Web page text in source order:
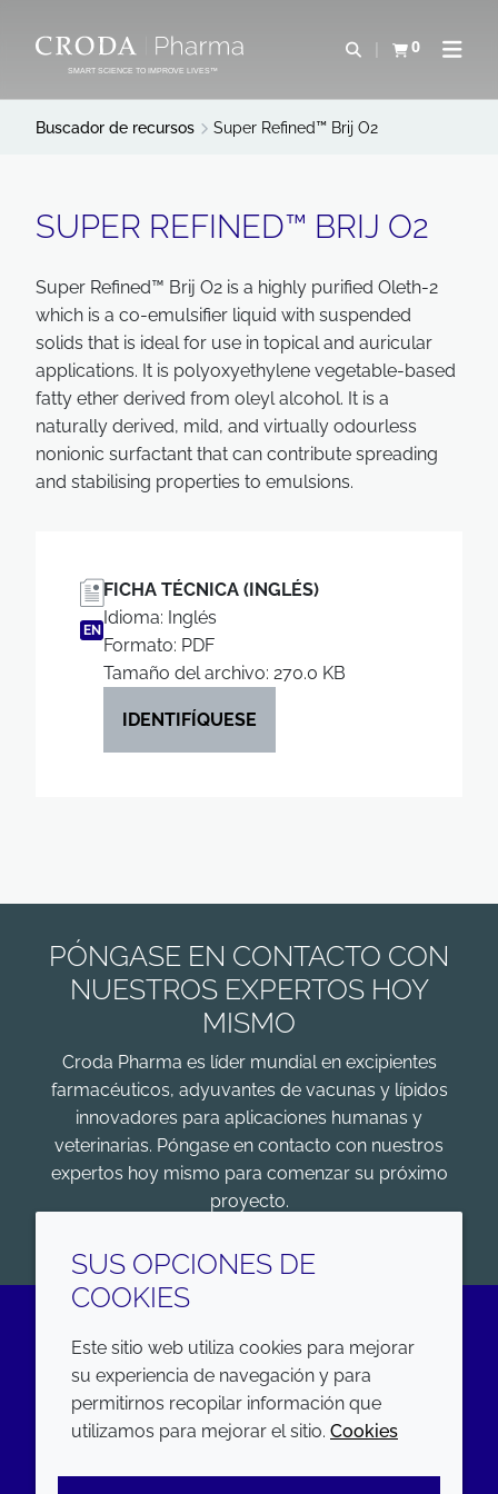
CONTENIDOSMART SCIENCE TO IMPROVE LIVES™
Abrir0
Ver carritoAbrir
Buscador de recursos Super Refined™ Brij O2
SUPER REFINED™ BRIJ O2
Super Refined™ Brij O2 is a highly purified Oleth-2
which is a co-emulsifier liquid with suspended
solids that is ideal for use in topical and auricular
applications. It is polyoxyethylene vegetable-based
fatty ether derived from oleyl alcohol. It is a
naturally derived, mild, and virtually odourless
nonionic surfactant that can contribute spreading
and stabilising properties to emulsions.
EN
FICHA TÉCNICA (INGLÉS)
Idioma: Inglés
Formato: PDF
Tamaño del archivo: 270.0 KB
IDENTIFÍQUESE
PÓNGASE EN CONTACTO CON
NUESTROS EXPERTOS HOY
MISMO
Croda Pharma es líder mundial en excipientes
farmacéuticos, adyuvantes de vacunas y lípidos
innovadores para aplicaciones humanas y
veterinarias. Póngase en contacto con nuestros
expertos hoy mismo para comenzar su próximo
proyecto.
LinkedIn
EMPRESA
Annual Report Terms and conditions
SUS OPCIONES DE
COOKIES
Este sitio web utiliza cookies para mejorar
su experiencia de navegación y para
permitirnos recopilar información que
utilizamos para mejorar el sitio. Cookies